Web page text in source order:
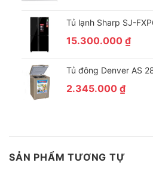
Tủ lạnh Hitachi Inverter 240 lít
Tủ lạnh Sharp SJ-
15.300.000 ₫
Tủ đông Denver AS
2.345.000 ₫
SẢN PHẨM TƯƠNG TỰ